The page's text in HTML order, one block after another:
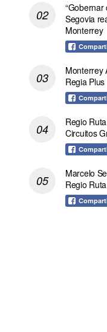
“Gobernar
Segovia
Monterrey
Monterrey
Regia Plus
Regio
Circuitos
Marcelo
Regio Ruta